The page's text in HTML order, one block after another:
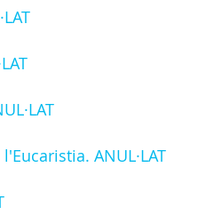
ANUL·LAT